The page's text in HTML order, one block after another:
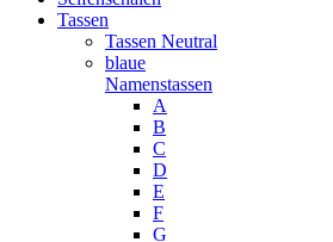
Tassen
Tassen Neutral
blaue
Namenstassen
A
B
C
D
E
F
G